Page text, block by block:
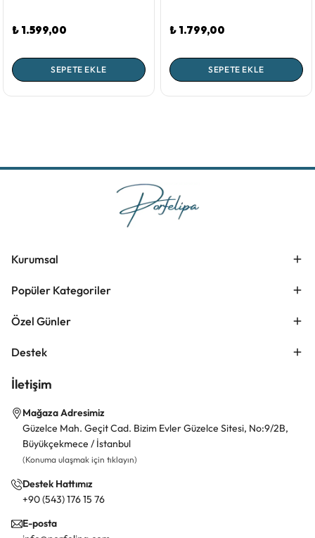
₺ 1.599,00
SEPETE EKLE
₺ 1.799,00
SEPETE EKLE
Kurumsal
Popüler Kategoriler
Özel Günler
Destek
İletişim
Mağaza Adresimiz
Güzelce Mah. Geçit Cad. Bizim Evler Güzelce Sitesi, No:9/2B,
Büyükçekmece / İstanbul
(Konuma ulaşmak için tıklayın)
Destek Hattımız
+90 (543) 176 15 76
E-posta